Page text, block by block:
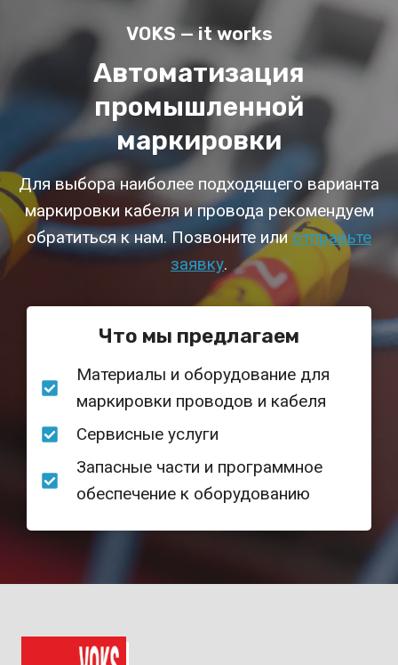
VOKS — it works
Автоматизация
промышленной
маркировки
Для выбора наиболее подходящего варианта
маркировки кабеля и провода рекомендуем
обратиться к нам. Позвоните илиотправьте
заявку.
Что мы предлагаем
Материалы и оборудование для
маркировки проводов и кабеля
Сервисные услуги
Запасные части и программное
обеспечение к оборудованию